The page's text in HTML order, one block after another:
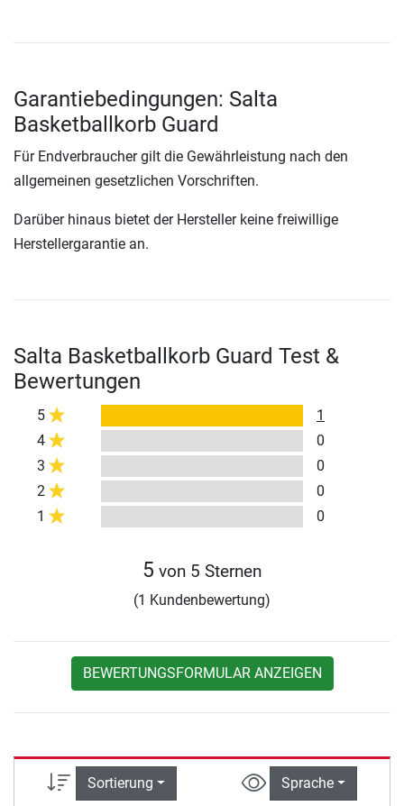
Garantiebedingungen: Salta
Basketballkorb Guard
Für Endverbraucher gilt die Gewährleistung nach den
allgemeinen gesetzlichen Vorschriften.
Darüber hinaus bietet der Hersteller keine freiwillige
Herstellergarantie an.
Salta Basketballkorb Guard Test &
Bewertungen
5
1
4
0
3
0
2
0
1
0
5 von 5 Sternen
(1 Kundenbewertung)
BEWERTUNGSFORMULAR ANZEIGEN
Sortierung Sprache